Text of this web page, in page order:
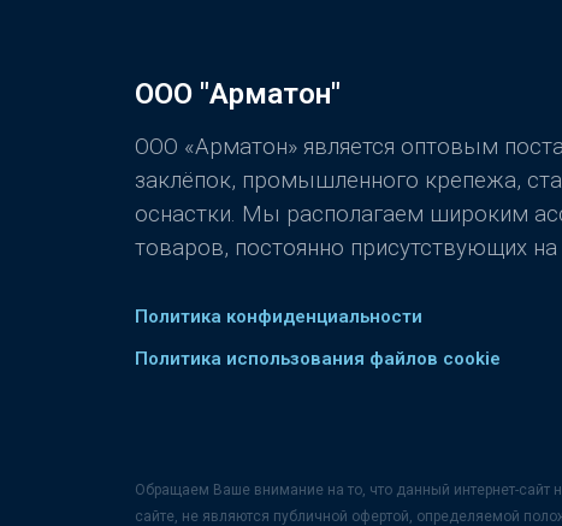
ООО "Арматон"
ООО «Арматон» является оптовым
заклёпок, промышленного крепежа,
оснастки. Мы располагаем широким
товаров, постоянно присутствующих на
Политика конфиденциальности
Политика использования файлов cookie
Обращаем Ваше внимание на то, что данный интернет-
сайте, не являются публичной офертой, определяемой